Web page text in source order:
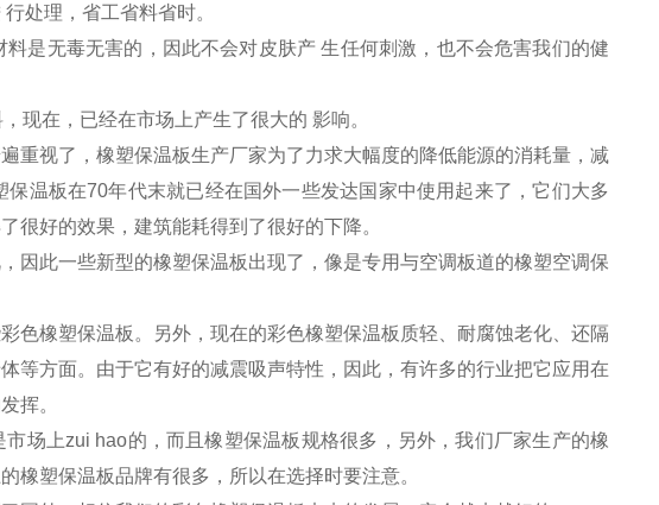
处理，省工省料省时。
是无毒无害的，因此不会对皮肤产 生任何刺激，也不会危害我们的健
现在，已经在市场上产生了很大的 影响。
重视了，橡塑保温板生产厂家为了力求大幅度的降低能源的消耗量，减
温板在70年代末就已经在国外一些发达国家中使用起来了，它们大多
很好的效果，建筑能耗得到了很好的下降。
因此一些新型的橡塑保温板出现了，像是专用与空调板道的橡塑空调保
色橡塑保温板。另外，现在的彩色橡塑保温板质轻、耐腐蚀老化、还隔
等方面。由于它有好的减震吸声特性，因此，有许多的行业把它应用在
挥。
场上zui hao的，而且橡塑保温板规格很多，另外，我们厂家生产的橡
橡塑保温板品牌有很多，所以在选择时要注意。